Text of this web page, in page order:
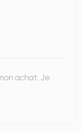
achat. Je